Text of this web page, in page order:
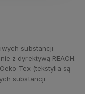
substancji
z dyrektywą REACH.
Tex (tekstylia są
substancji